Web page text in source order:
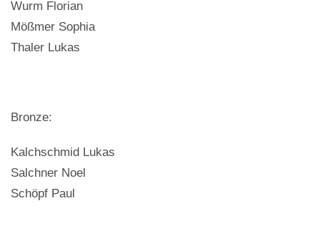
Wurm Florian
Mößmer Sophia
Thaler Lukas
Bronze:
Kalchschmid Lukas
Salchner Noel
Schöpf Paul